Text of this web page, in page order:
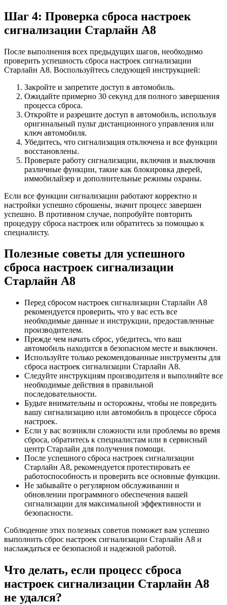
Шаг 4: Проверка сброса настроек
сигнализации Старлайн А8
После выполнения всех предыдущих шагов, необходимо
проверить успешность сброса настроек сигнализации
Старлайн А8. Воспользуйтесь следующей инструкцией:
Закройте и запретите доступ в автомобиль.
Ожидайте примерно 30 секунд для полного завершения
процесса сброса.
Откройте и разрешите доступ в автомобиль, используя
оригинальный пульт дистанционного управления или
ключ автомобиля.
Убедитесь, что сигнализация отключена и все функции
восстановлены.
Проверьте работу сигнализации, включив и выключив
различные функции, такие как блокировка дверей,
иммобилайзер и дополнительные режимы охраны.
Если все функции сигнализации работают корректно и
настройки успешно сброшены, значит процесс завершен
успешно. В противном случае, попробуйте повторить
процедуру сброса настроек или обратитесь за помощью к
специалисту.
Полезные советы для успешного
сброса настроек сигнализации
Старлайн А8
Перед сбросом настроек сигнализации Старлайн А8
рекомендуется проверить, что у вас есть все
необходимые данные и инструкции, предоставленные
производителем.
Прежде чем начать сброс, убедитесь, что ваш
автомобиль находится в безопасном месте и выключен.
Используйте только рекомендованные инструменты для
сброса настроек сигнализации Старлайн А8.
Следуйте инструкциям производителя и выполняйте все
необходимые действия в правильной
последовательности.
Будьте внимательны и осторожны, чтобы не повредить
вашу сигнализацию или автомобиль в процессе сброса
настроек.
Если у вас возникли сложности или проблемы во время
сброса, обратитесь к специалистам или в сервисный
центр Старлайн для получения помощи.
После успешного сброса настроек сигнализации
Старлайн А8, рекомендуется протестировать ее
работоспособность и проверить все основные функции.
Не забывайте о регулярном обслуживании и
обновлении программного обеспечения вашей
сигнализации для максимальной эффективности и
безопасности.
Соблюдение этих полезных советов поможет вам успешно
выполнить сброс настроек сигнализации Старлайн А8 и
наслаждаться ее безопасной и надежной работой.
Что делать, если процесс сброса
настроек сигнализации Старлайн А8
не удался?